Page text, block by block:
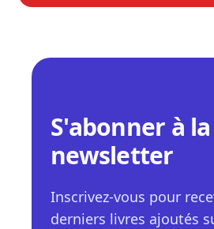
S'abonner à la
newsletter
Inscrivez-vous pour
derniers livres ajoutés